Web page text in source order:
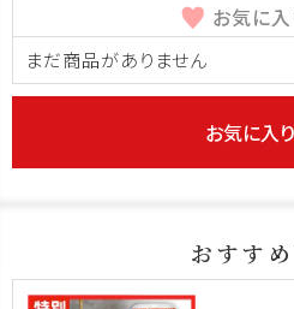
お気に入
まだ商品がありません
お気に入
おすす